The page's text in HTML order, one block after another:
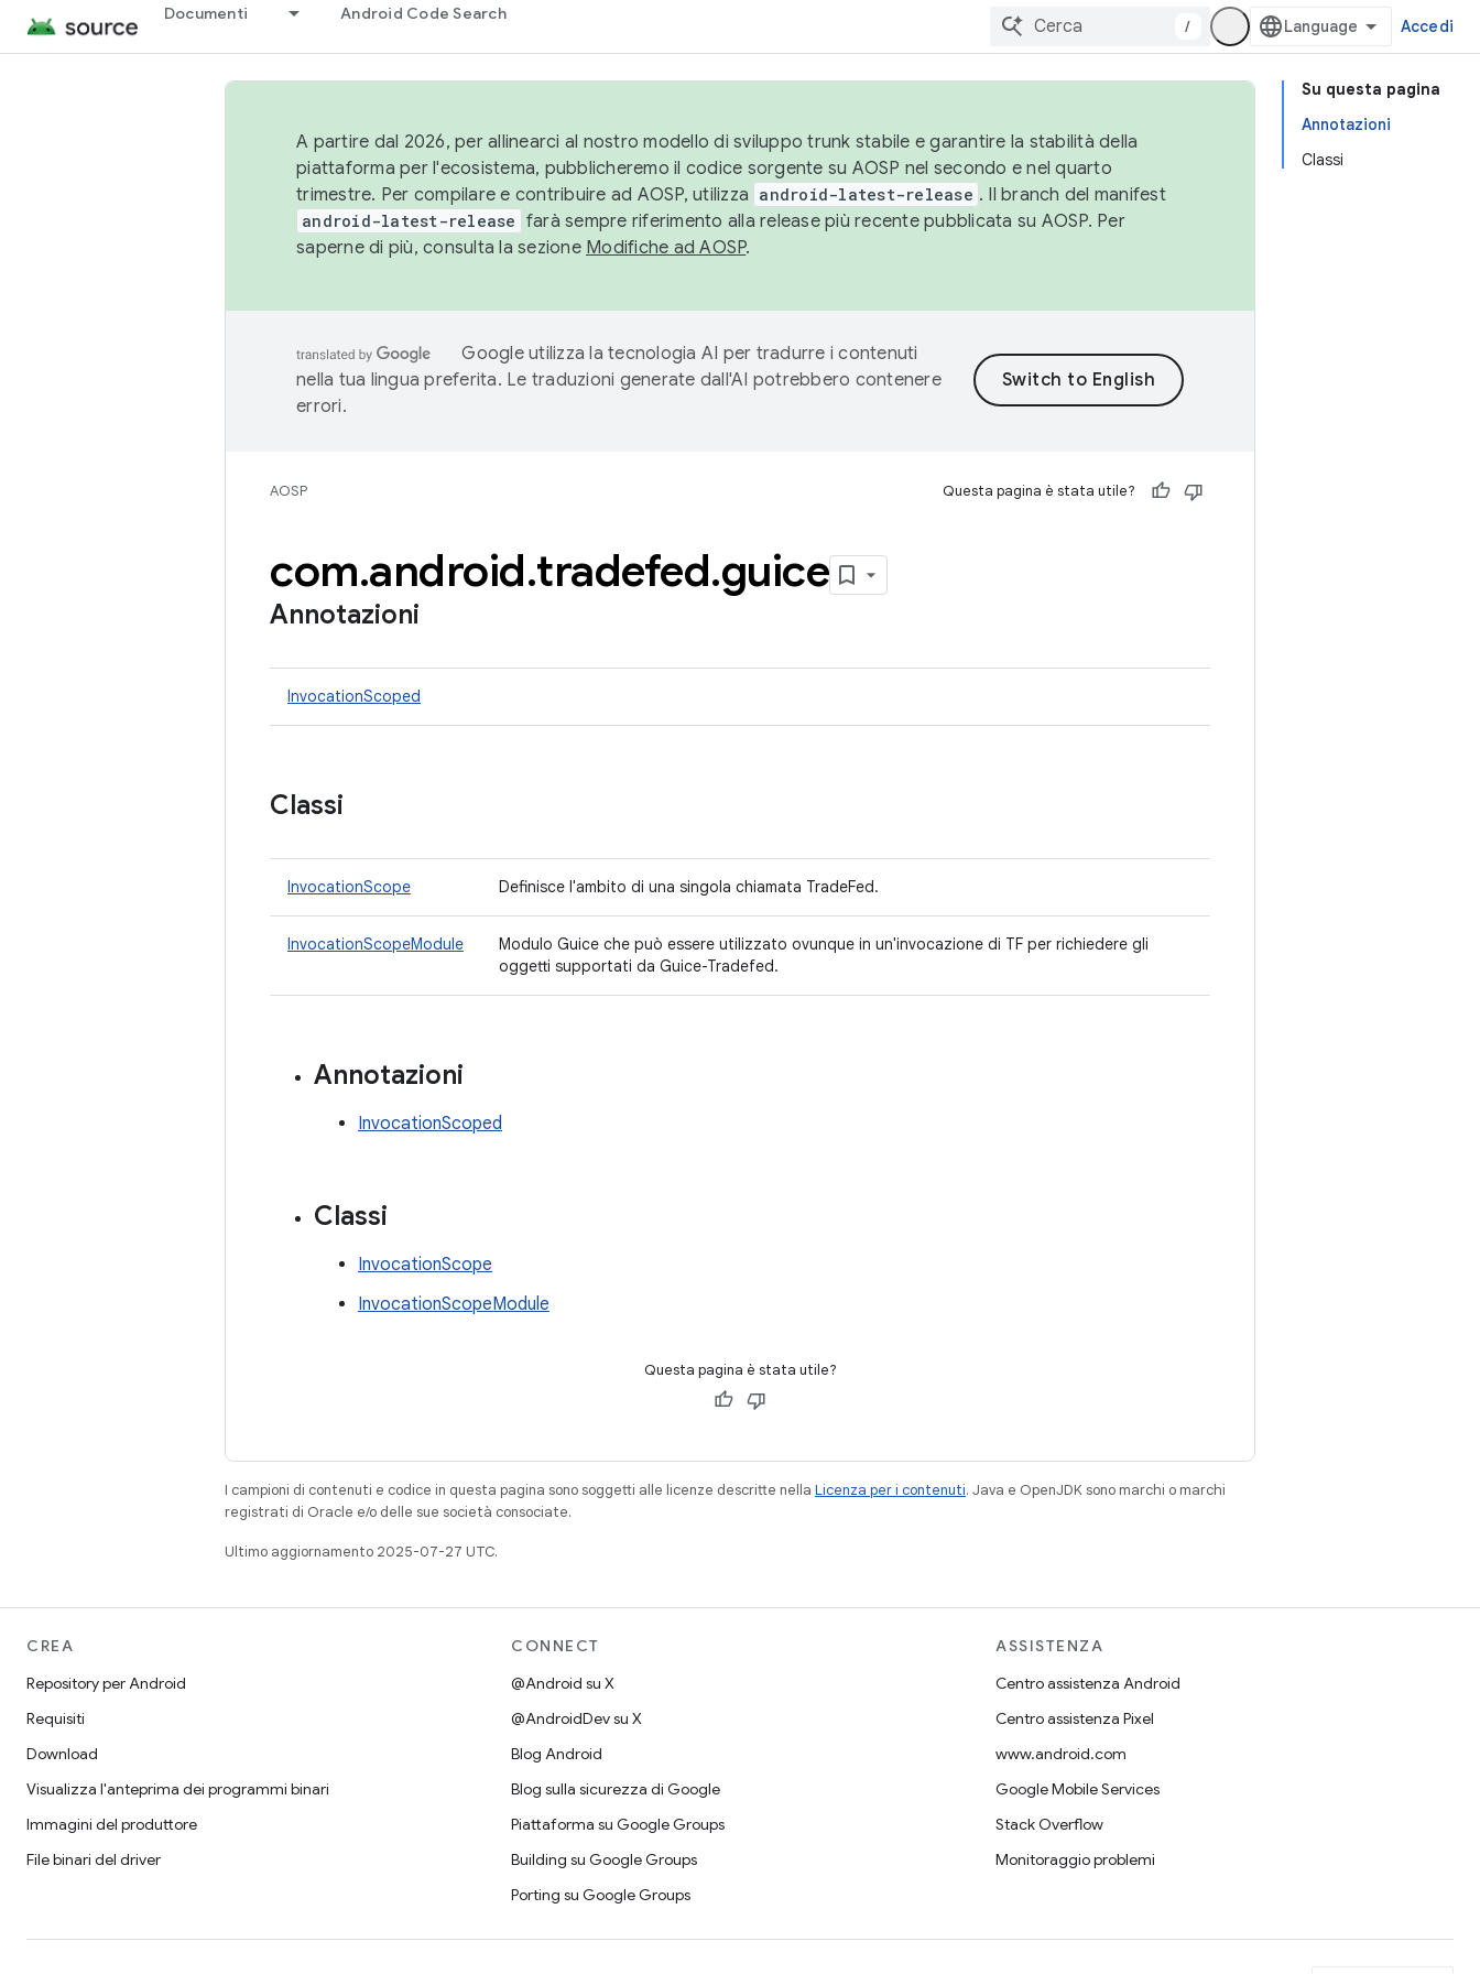
Documenti Android Code Search
/ Accedi
Su questa pagina
Annotazioni
Classi
A partire dal 2026, per allinearci al nostro modello di sviluppo trunk stabile e garantire la stabilità della
piattaforma per l'ecosistema, pubblicheremo il codice sorgente su AOSP nel secondo e nel quarto
trimestre. Per compilare e contribuire ad AOSP, utilizza android-latest-release . Il branch del manifest
android-latest-release farà sempre riferimento alla release più recente pubblicata su AOSP. Per
saperne di più, consulta la sezione Modifiche ad AOSP.
Google utilizza la tecnologia AI per tradurre i contenuti
nella tua lingua preferita. Le traduzioni generate dall'AI potrebbero contenere
errori.
AOSP Questa pagina è stata utile?
com.android.tradefed.guice
Annotazioni
InvocationScoped
Classi
InvocationScope Definisce l'ambito di una singola chiamata TradeFed.
InvocationScopeModule
Modulo Guice che può essere utilizzato ovunque in un'invocazione di TF per richiedere gli
oggetti supportati da Guice-Tradefed.
Annotazioni
InvocationScoped
Classi
InvocationScope
InvocationScopeModule
Questa pagina è stata utile?
I campioni di contenuti e codice in questa pagina sono soggetti alle licenze descritte nella Licenza per i contenuti. Java e OpenJDK sono marchi o marchi
registrati di Oracle e/o delle sue società consociate.
Ultimo aggiornamento 2025-07-27 UTC.
CREA
Repository per Android
Requisiti
Download
Visualizza l'anteprima dei programmi binari
Immagini del produttore
File binari del driver
CONNECT
@Android su X
@AndroidDev su X
Blog Android
Blog sulla sicurezza di Google
Piattaforma su Google Groups
Building su Google Groups
Porting su Google Groups
ASSISTENZA
Centro assistenza Android
Centro assistenza Pixel
www.android.com
Google Mobile Services
Stack Overflow
Monitoraggio problemi